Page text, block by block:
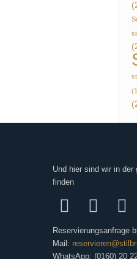
Und hier sind wir in
finden
Reservierungsanfrage
Mail:
WhatsApp: (0160) 20